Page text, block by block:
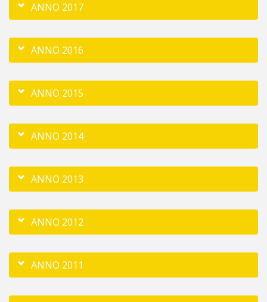
ANNO 2017
ANNO 2016
ANNO 2015
ANNO 2014
ANNO 2013
ANNO 2012
ANNO 2011